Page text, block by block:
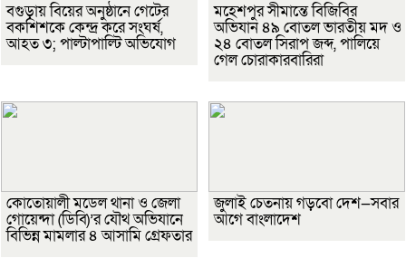
বগুড়ায় বিয়ের অনুষ্ঠানে গেটের
বকশিশকে কেন্দ্র করে সংঘর্ষ,
আহত ৩; পাল্টাপাল্টি অভিযোগ
মহেশপুর সীমান্তে বিজিবির
অভিযান ৪৯ বোতল ভারতীয় মদ ও
২৪ বোতল সিরাপ জব্দ, পালিয়ে
গেল চোরাকারবারিরা
কোতোয়ালী মডেল থানা ও জেলা
গোয়েন্দা (ডিবি)’র যৌথ অভিযানে
বিভিন্ন মামলার ৪ আসামি গ্রেফতার
জুলাই চেতনায় গড়বো দেশ—সবার
আগে বাংলাদেশ